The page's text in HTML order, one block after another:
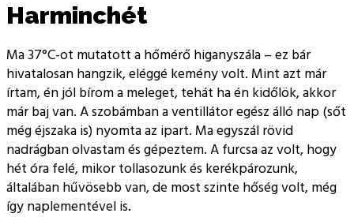
Harminchét
Ma 37°C-ot mutatott a hőmérő higanyszála – ez bár
hivatalosan hangzik, eléggé kemény volt. Mint azt már
írtam, én jól bírom a meleget, tehát ha én kidőlök, akkor
már baj van. A szobámban a ventillátor egész álló nap (sőt
még éjszaka is) nyomta az ipart. Ma egyszál rövid
nadrágban olvastam és gépeztem. A furcsa az volt, hogy
hét óra felé, mikor tollasozunk és kerékpározunk,
általában hűvösebb van, de most szinte hőség volt, még
így naplementével is.